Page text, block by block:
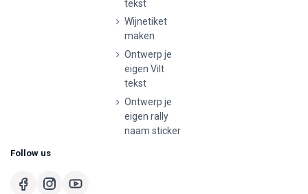
tekst
Wijnetiket
maken
Ontwerp je
eigen Vilt
tekst
Ontwerp je
eigen rally
naam sticker
Follow us